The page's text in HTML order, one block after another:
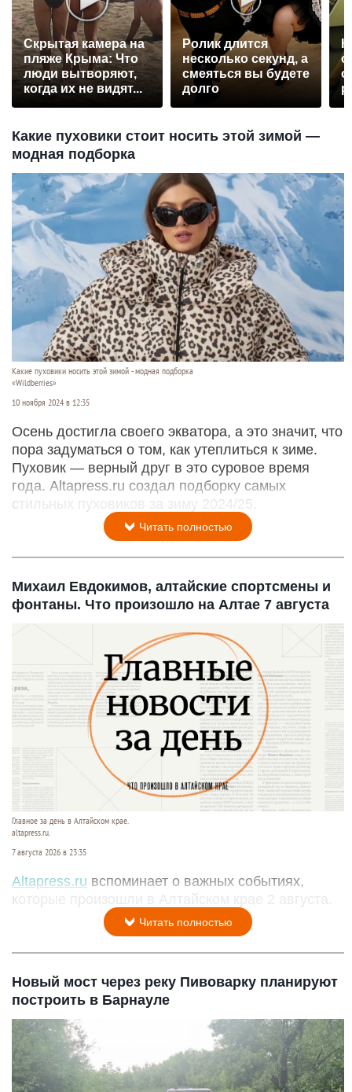
Скрытая камера на
пляже Крыма: Что
люди вытворяют,
когда их не видят...
Ролик длится
несколько секунд, а
смеяться вы будете
долго
Какие пуховики стоит носить этой зимой —
модная подборка
Какие пуховики носить этой зимой - модная подборка
«Wildberries»
10 ноября 2024 в 12:35
Осень достигла своего экватора, а это значит, что
пора задуматься о том, как утеплиться к зиме.
Пуховик — верный друг в это суровое время
года. Altapress.ru создал подборку самых
стильных пуховиков за зиму 2024/25.
Читать полностью
Михаил Евдокимов, алтайские спортсмены и
фонтаны. Что произошло на Алтае 7 августа
Главное за день в Алтайском крае.
altapress.ru.
7 августа 2026 в 23:35
Altapress.ru вспоминает о важных событиях,
которые произошли в Алтайском крае 2 августа.
Читать полностью
Новый мост через реку Пивоварку планируют
построить в Барнауле